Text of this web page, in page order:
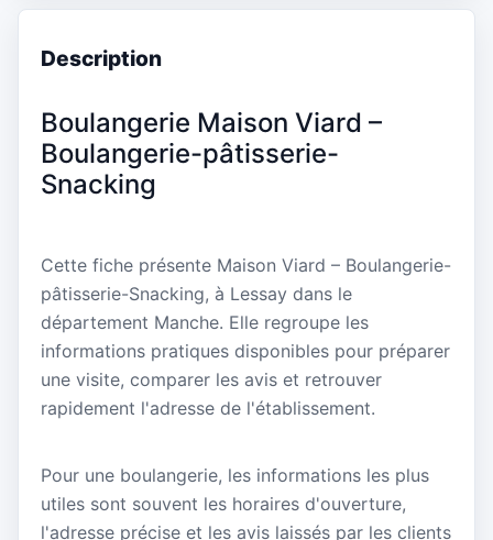
Description
Boulangerie Maison Viard –
Boulangerie-pâtisserie-
Snacking
Cette fiche présente Maison Viard – Boulangerie-
pâtisserie-Snacking, à Lessay dans le
département Manche. Elle regroupe les
informations pratiques disponibles pour préparer
une visite, comparer les avis et retrouver
rapidement l'adresse de l'établissement.
Pour une boulangerie, les informations les plus
utiles sont souvent les horaires d'ouverture,
l'adresse précise et les avis laissés par les clients